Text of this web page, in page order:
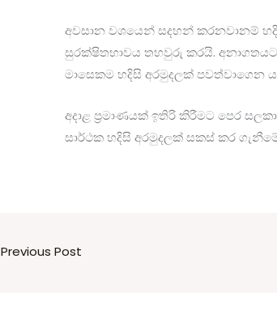
අවසාන වශයෙන් සදහන් කරනවානම්
සුරක්ෂිතභාවය තහවුරු කරයි. අනාගතයට
මාසෙකම හදිසි අරමුදලක් පවත්වාගෙන
අදාළ ප්‍රමාණයක් ඉතිරි කිරීමට පෙර
සාර්ථක හදිසි අරමුදලක් සකස් කර
Previous Post